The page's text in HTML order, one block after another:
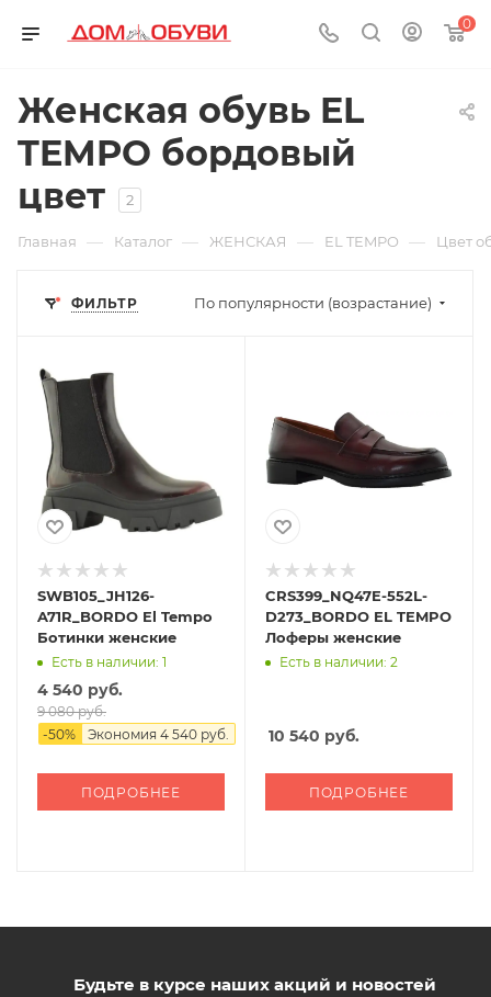
0
Женская обувь EL
TEMPO бордовый
цвет
2
Главная — Каталог — ЖЕНСКАЯ — EL TEMPO — Цвет
ФИЛЬТР По популярности (возрастание)
SWB105_JH126-
A71R_BORDO El Tempo
Ботинки женские
Есть в наличии: 1
4 540 руб.
9 080 руб.
-50% Экономия 4 540 руб.
ПОДРОБНЕЕ
CRS399_NQ47E-552L-
D273_BORDO EL TEMPO
Лоферы женские
Есть в наличии: 2
10 540 руб.
ПОДРОБНЕЕ
Будьте в курсе наших акций и новостей